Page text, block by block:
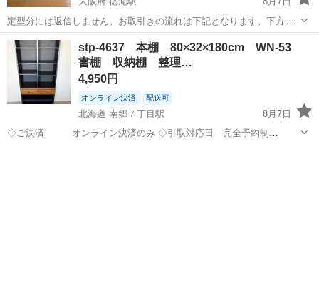
定型分には返信しません。お取引きの流れは下記となります。下方注
意事項がありますので全文お読みの上メッセージをお願いします。 ■
未使用品ですが画像の通り運送中での割れ、キズがあります。倉庫保
管上の小キズがございます。 ...
大阪 東大阪市 収納家具
stp-4637 本棚 80×32×180cm WN-53
書棚 収納棚 整理…
4,950円
オンライン決済 配送可
北海道 南郷７丁目駅
8月7日
◇ご決済 オンライン決済のみ ◇引取対応日 完全予約制